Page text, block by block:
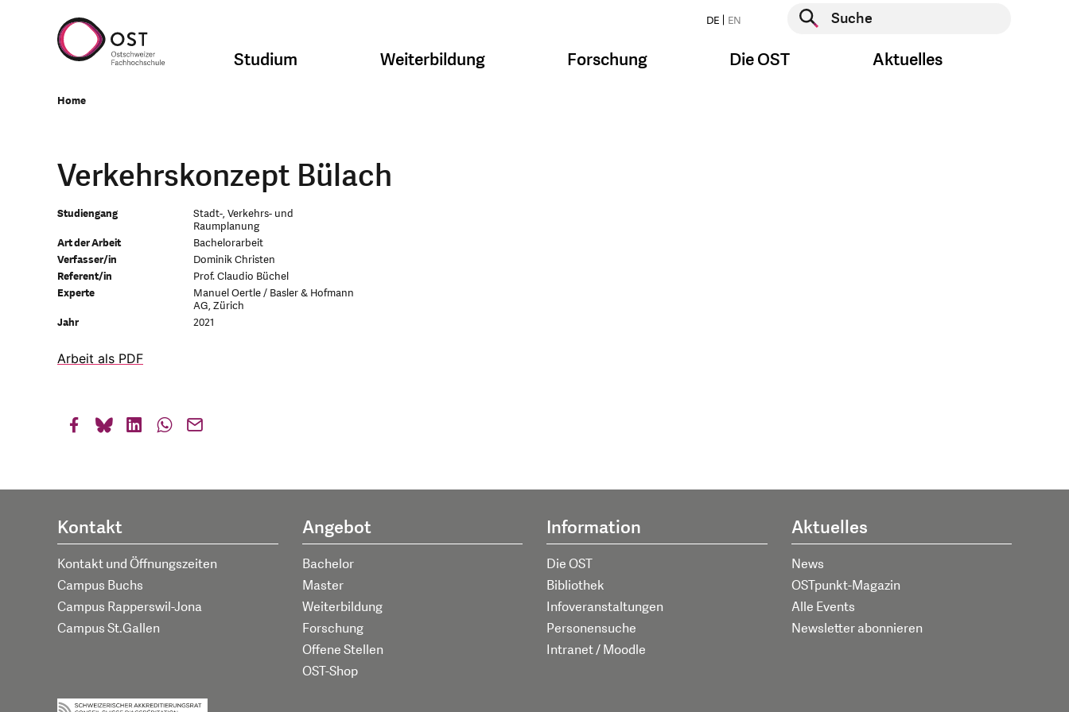
DE EN
Suche starten
Studium Weiterbildung Forschung Die OST Aktuelles
Home
Verkehrskonzept Bülach
Studiengang
Stadt-, Verkehrs- und
Raumplanung
Art der Arbeit
Bachelorarbeit
Verfasser/in
Dominik Christen
Referent/in
Prof. Claudio Büchel
Experte
Manuel Oertle / Basler & Hofmann
AG, Zürich
Jahr
2021
Arbeit als PDF
Kontakt
Kontakt und Öffnungszeiten
Campus Buchs
Campus Rapperswil-Jona
Campus St.Gallen
Angebot
Bachelor
Master
Weiterbildung
Forschung
Offene Stellen
OST-Shop
Information
Die OST
Bibliothek
Infoveranstaltungen
Personensuche
Intranet / Moodle
Aktuelles
News
OSTpunkt-Magazin
Alle Events
Newsletter abonnieren